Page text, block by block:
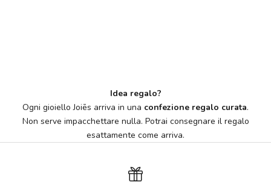
Idea regalo?
Ogni gioiello Joiēs arriva in una confezione regalo curata.
Non serve impacchettare nulla. Potrai consegnare il regalo
esattamente come arriva.